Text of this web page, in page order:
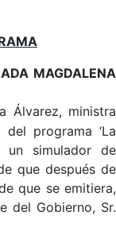
MAGDALENA
Álvarez, ministra
programa ‘La
un simulador de
que después de
que se emitiera,
del Gobierno, Sr.